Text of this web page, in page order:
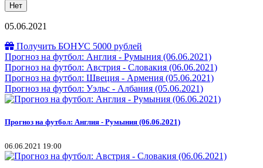
Нет
05.06.2021
Получить БОНУС 5000 рублей
Прогноз на футбол: Англия - Румыния (06.06.2021)
Прогноз на футбол: Австрия - Словакия (06.06.2021)
Прогноз на футбол: Швеция - Армения (05.06.2021)
Прогноз на футбол: Уэльс - Албания (05.06.2021)
Прогноз на футбол: Англия - Румыния (06.06.2021)
06.06.2021 19:00